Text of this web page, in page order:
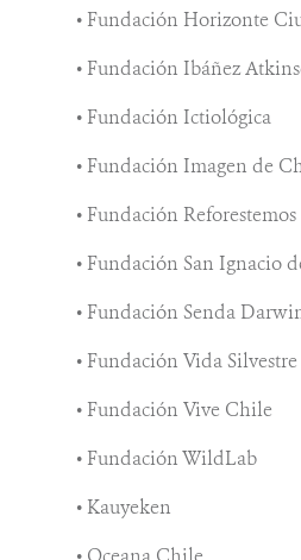
• Fundación Horizonte
• Fundación Ibáñez
• Fundación Ictiológica
• Fundación Imagen de
• Fundación Reforestemos
• Fundación San Ignacio
• Fundación Senda
• Fundación Vida
• Fundación Vive Chile
• Fundación WildLab
• Kauyeken